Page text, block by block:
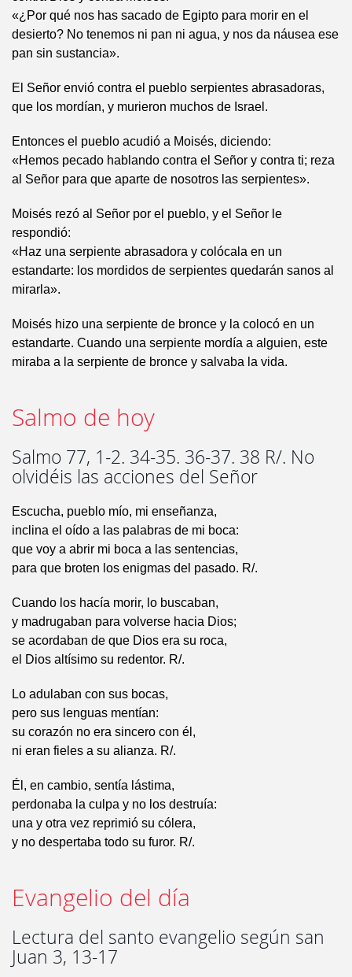
«¿Por qué nos has sacado de Egipto para morir en el
desierto? No tenemos ni pan ni agua, y nos da náusea ese
pan sin sustancia».
El Señor envió contra el pueblo serpientes abrasadoras,
que los mordían, y murieron muchos de Israel.
Entonces el pueblo acudió a Moisés, diciendo:
«Hemos pecado hablando contra el Señor y contra ti; reza
al Señor para que aparte de nosotros las serpientes».
Moisés rezó al Señor por el pueblo, y el Señor le
respondió:
«Haz una serpiente abrasadora y colócala en un
estandarte: los mordidos de serpientes quedarán sanos al
mirarla».
Moisés hizo una serpiente de bronce y la colocó en un
estandarte. Cuando una serpiente mordía a alguien, este
miraba a la serpiente de bronce y salvaba la vida.
Salmo de hoy
Salmo 77, 1-2. 34-35. 36-37. 38 R/. No
olvidéis las acciones del Señor
Escucha, pueblo mío, mi enseñanza,
inclina el oído a las palabras de mi boca:
que voy a abrir mi boca a las sentencias,
para que broten los enigmas del pasado. R/.
Cuando los hacía morir, lo buscaban,
y madrugaban para volverse hacia Dios;
se acordaban de que Dios era su roca,
el Dios altísimo su redentor. R/.
Lo adulaban con sus bocas,
pero sus lenguas mentían:
su corazón no era sincero con él,
ni eran fieles a su alianza. R/.
Él, en cambio, sentía lástima,
perdonaba la culpa y no los destruía:
una y otra vez reprimió su cólera,
y no despertaba todo su furor. R/.
Evangelio del día
Lectura del santo evangelio según san
Juan 3, 13-17